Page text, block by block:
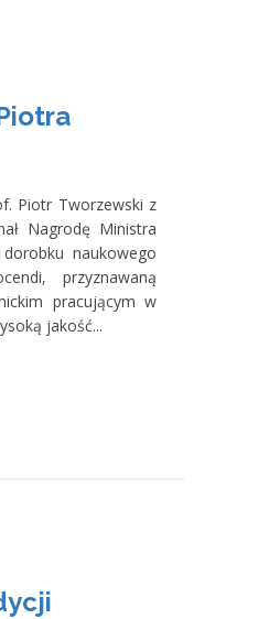
Piotr Tworzewski z
Nagrodę Ministra
naukowego
przyznawaną
pracującym w
jakość...